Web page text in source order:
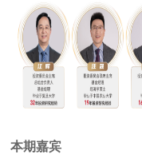
本期嘉宾